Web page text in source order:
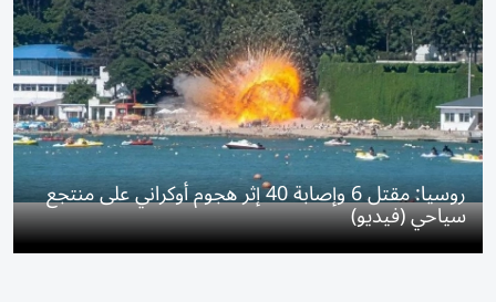
روسيا: مقتل 6 وإصابة 40 إثر هجوم أوكراني على منتجع
سياحي (فيديو)